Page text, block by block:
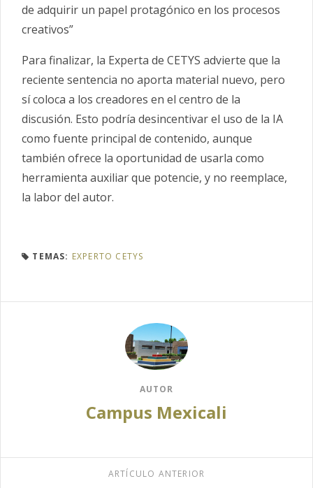
de adquirir un papel protagónico en los procesos
creativos”
Para finalizar, la Experta de CETYS advierte que la
reciente sentencia no aporta material nuevo, pero
sí coloca a los creadores en el centro de la
discusión. Esto podría desincentivar el uso de la IA
como fuente principal de contenido, aunque
también ofrece la oportunidad de usarla como
herramienta auxiliar que potencie, y no reemplace,
la labor del autor.
TEMAS: EXPERTO CETYS
AUTOR
Campus Mexicali
ARTÍCULO ANTERIOR